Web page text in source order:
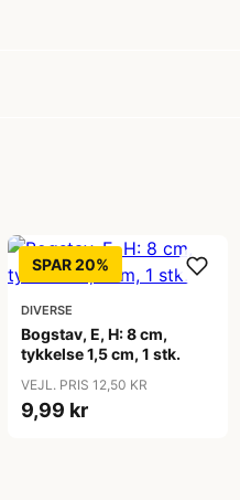
SPAR 20%
DIVERSE
Bogstav, E, H: 8 cm,
tykkelse 1,5 cm, 1 stk.
VEJL. PRIS 12,50 KR
9,99 kr